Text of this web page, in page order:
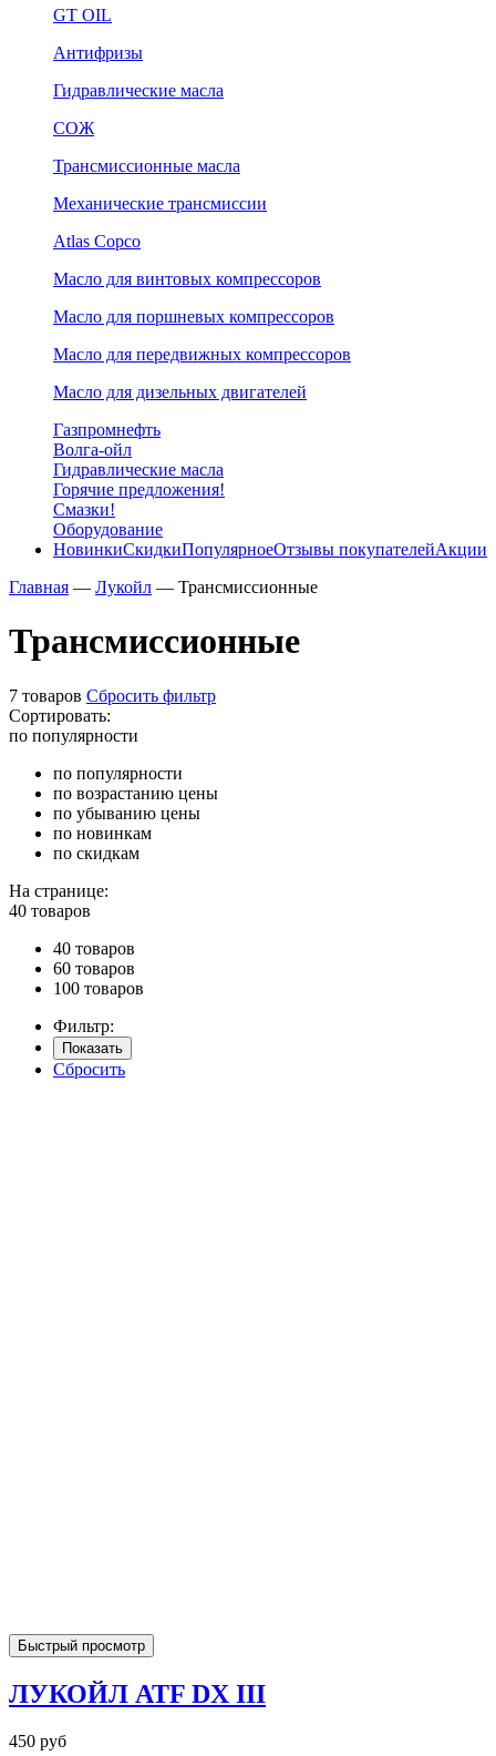
GT OIL
Антифризы
Гидравлические масла
СОЖ
Трансмиссионные масла
Механические трансмиссии
Atlas Copco
Масло для винтовых компрессоров
Масло для поршневых компрессоров
Масло для передвижных компрессоров
Масло для дизельных двигателей
Газпромнефть
Волга-ойл
Гидравлические масла
Горячие предложения!
Смазки!
Оборудование
НовинкиСкидкиПопулярноеОтзывы покупателейАкции
Главная — Лукойл — Трансмиссионные
Трансмиссионные
7 товаров Сбросить фильтр
Сортировать:
по популярности
по популярности
по возрастанию цены
по убыванию цены
по новинкам
по скидкам
На странице:
40 товаров
40 товаров
60 товаров
100 товаров
Фильтр:
Показать
Сбросить
Быстрый просмотр
ЛУКОЙЛ ATF DX III
450 руб